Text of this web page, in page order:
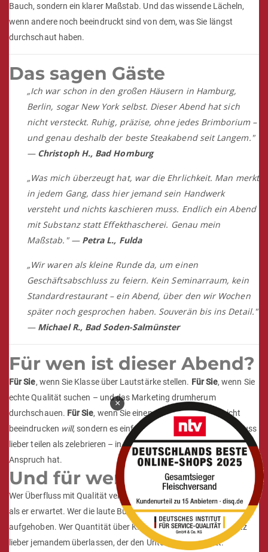
Bauch, sondern ein klarer Maßstab. Und das wissende Lächeln,
wenn andere noch beeindruckt sind von dem, was Sie längst
durchschaut haben.
Das sagen Gäste
„Ich war schon in den großen Häusern in Hamburg,
Berlin, sogar New York selbst. Dieser Abend hat sich
nicht versteckt. Ruhig, präzise, ohne jedes Brimborium –
und genau deshalb der beste Steakabend seit Langem."
— Christoph H., Bad Homburg
„Was mich überzeugt hat, war die Ehrlichkeit. Man merkt
in jedem Gang, dass hier jemand sein Handwerk
versteht und nichts kaschieren muss. Endlich ein Abend
mit Substanz statt Effekthascherei. Genau mein
Maßstab." — Petra L., Fulda
„Wir waren als kleine Runde da, um einen
Geschäftsabschluss zu feiern. Kein Seminarraum, kein
Standardrestaurant – ein Abend, über den wir Wochen
später noch gesprochen haben. Souverän bis ins Detail."
— Michael R., Bad Soden-Salmünster
Für wen ist dieser Abend?
Für Sie, wenn Sie Klasse über Lautstärke stellen. Für Sie, wenn Sie
echte Qualität suchen – und das Marketing drumherum
durchschauen. Für Sie, wenn Sie einen Abend wollen, der nicht
beeindrucken will, sondern es einfach Für Sie, wenn Sie Genuss
lieber teilen als zelebrieren – in einer Runde, die denselben
Anspruch hat.
Und für wen nicht?
Wer Überfluss mit Qualität verwechselt, wird hier weniger finden,
als er erwartet. Wer die laute Bühne braucht, ist anderswo besser
aufgehoben. Wer Quantität über Klasse stellt, sollte seinen Platz
lieber jemandem überlassen, der den Unterschied schätzt.
×